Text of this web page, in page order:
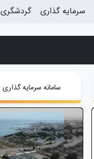
سرمایه گذاری گردشگری
سامانه سرمایه گذاری